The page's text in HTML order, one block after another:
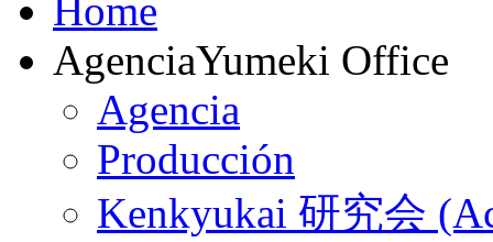
Home
AgenciaYumeki Office
Agencia
Producción
Kenkyukai 研究会